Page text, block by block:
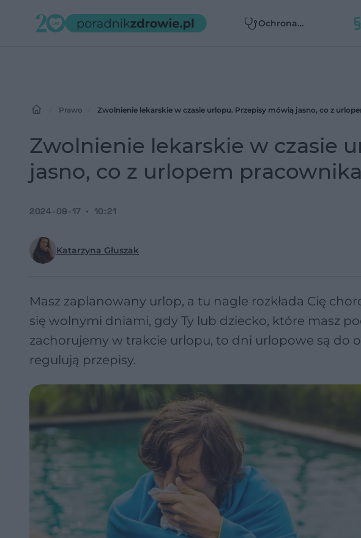
Ochrona
Prawo Zwolnienie lekarskie w czasie urlopu. Przepisy mówią jasno, co z
Zwolnienie lekarskie w czasie
jasno, co z urlopem pracownika
Katarzyna Głuszak
2024-09-17 10:21
Masz zaplanowany urlop, a tu nagle rozkłada Cię
się wolnymi dniami, gdy Ty lub dziecko, które masz
zachorujemy w trakcie urlopu, to dni urlopowe są do
regulują przepisy.